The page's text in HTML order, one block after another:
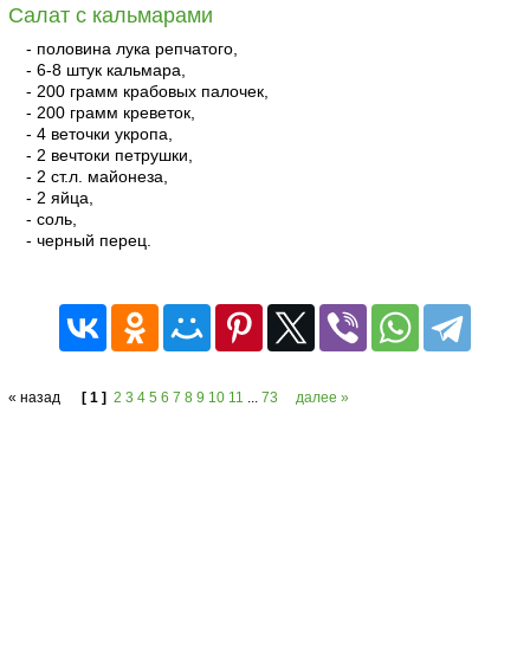
Салат с кальмарами
- половина лука репчатого,
- 6-8 штук кальмара,
- 200 грамм крабовых палочек,
- 200 грамм креветок,
- 4 веточки укропа,
- 2 вечтоки петрушки,
- 2 ст.л. майонеза,
- 2 яйца,
- соль,
- черный перец.
« назад [ 1 ] 2 3 4 5 6 7 8 9 10 11 ... 73 далее »